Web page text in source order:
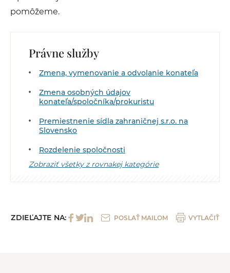
pomôžeme.
Právne služby
Zmena, vymenovanie a odvolanie konateľa
Zmena osobných údajov
konateľa/spoločníka/prokuristu
Premiestnenie sídla zahraničnej s.r.o. na
Slovensko
Rozdelenie spoločnosti
Zobraziť všetky z rovnakej kategórie
ZDIEĽAJTE NA: POSLAŤ MAILOM VYTLAČIŤ